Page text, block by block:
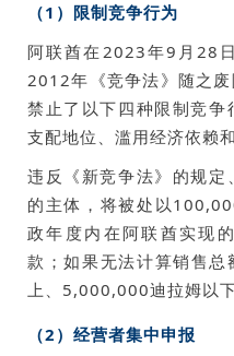
（1）限制竞争行为
阿联酋在2023年9月28
2012年《竞争法》随之
禁止了以下四种限制竞
支配地位、滥用经济依赖
违反《新竞争法》的规
的主体，将被处以
政年度内在阿联酋实现
款；如果无法计算销售
上、5,000,000迪拉姆以下
（2）经营者集中申报